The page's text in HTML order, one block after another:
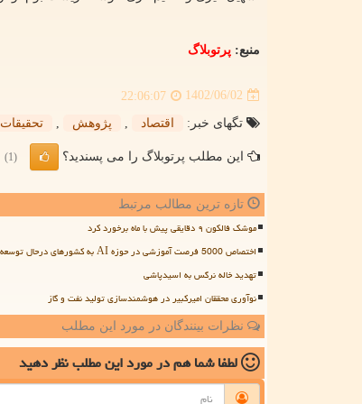
منبع: پرتوبلاگ
1402/06/02
22:06:07
تگهای خبر: اقتصاد , پژوهش , تحقیقات
این مطلب پرتوبلاگ را می پسندید؟ (1)
تازه ترین مطالب مرتبط
موشک فالکون ۹ دقایقی پیش با ماه برخورد کرد
اختصاص 5000 فرصت آموزشی در حوزه AI به کشورهای درحال توسعه
تهدید خاله نرگس به اسیدپاشی
نوآوری محققان امیرکبیر در هوشمندسازی تولید نفت و گاز
نظرات بینندگان در مورد این مطلب
لطفا شما همدر مورد این مطلبنظر دهید